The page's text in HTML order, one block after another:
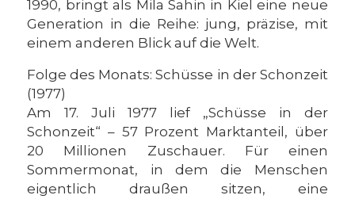
1990, bringt als Mila Sahin in Kiel eine neue
Generation in die Reihe: jung, präzise, mit
einem anderen Blick auf die Welt.
Folge des Monats: Schüsse in der Schonzeit
(1977)
Am 17. Juli 1977 lief „Schüsse in der
Schonzeit“ – 57 Prozent Marktanteil, über
20 Millionen Zuschauer. Für einen
Sommermonat, in dem die Menschen
eigentlich draußen sitzen, eine